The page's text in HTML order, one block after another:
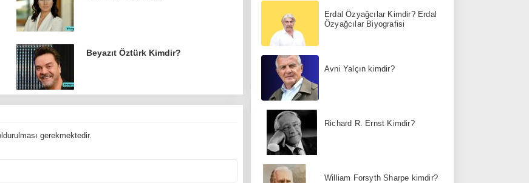
Beyazıt Öztürk Kimdir?
gerekmektedir.
Erdal Özyağcılar Kimdir? Erdal
Özyağcılar Biyografisi
Avni Yalçın kimdir?
Richard R. Ernst Kimdir?
William Forsyth Sharpe kimdir?